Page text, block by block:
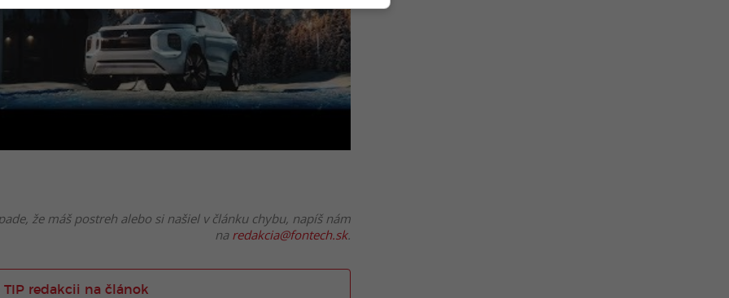
že máš postreh alebo si našiel v článku chybu, napíš nám
na redakcia@fontech.sk.
TIP redakcii na článok